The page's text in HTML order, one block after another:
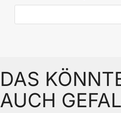
DAS
AUCH